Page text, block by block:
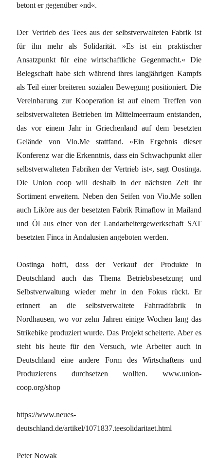
betont er gegenüber »nd«.
Der Vertrieb des Tees aus der selbstverwalteten Fabrik ist
für ihn mehr als Solidarität. »Es ist ein praktischer
Ansatzpunkt für eine wirtschaftliche Gegenmacht.« Die
Belegschaft habe sich während ihres langjährigen Kampfs
als Teil einer breiteren sozialen Bewegung positioniert. Die
Vereinbarung zur Kooperation ist auf einem Treffen von
selbstverwalteten Betrieben im Mittelmeerraum entstanden,
das vor einem Jahr in Griechenland auf dem besetzten
Gelände von Vio.Me stattfand. »Ein Ergebnis dieser
Konferenz war die Erkenntnis, dass ein Schwachpunkt aller
selbstverwalteten Fabriken der Vertrieb ist«, sagt Oostinga.
Die Union coop will deshalb in der nächsten Zeit ihr
Sortiment erweitern. Neben den Seifen von Vio.Me sollen
auch Liköre aus der besetzten Fabrik Rimaflow in Mailand
und Öl aus einer von der Landarbeitergewerkschaft SAT
besetzten Finca in Andalusien angeboten werden.
Oostinga hofft, dass der Verkauf der Produkte in
Deutschland auch das Thema Betriebsbesetzung und
Selbstverwaltung wieder mehr in den Fokus rückt. Er
erinnert an die selbstverwaltete Fahrradfabrik in
Nordhausen, wo vor zehn Jahren einige Wochen lang das
Strikebike produziert wurde. Das Projekt scheiterte. Aber es
steht bis heute für den Versuch, wie Arbeiter auch in
Deutschland eine andere Form des Wirtschaftens und
Produzierens durchsetzen wollten. www.union-
coop.org/shop
https://www.neues-
deutschland.de/artikel/1071837.teesolidaritaet.html
Peter Nowak